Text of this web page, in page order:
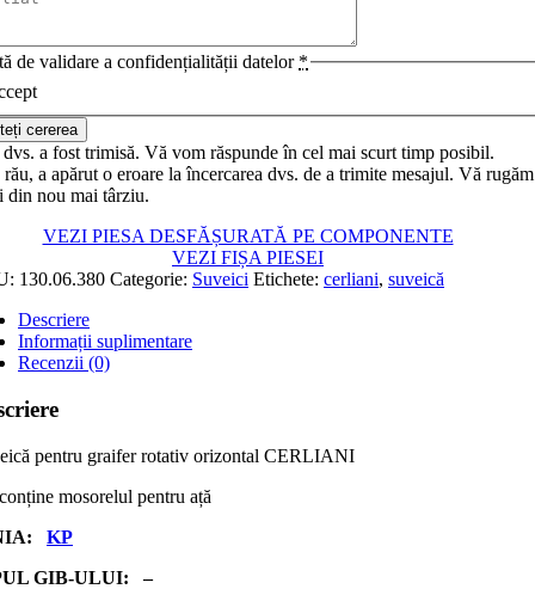
de validare a confidențialității datelor *
cererea
dvs. a fost trimisă. Vă vom răspunde în cel mai scurt timp posibil.
a apărut o eroare la încercarea dvs. de a trimite mesajul. Vă
din nou mai târziu.
VEZI PIESA DESFĂȘURATĂ PE COMPONENTE
VEZI FIȘA PIESEI
130.06.380 Categorie: Suveici Etichete: cerliani, suveică
Descriere
Informații suplimentare
Recenzii (0)
pentru graifer rotativ orizontal CERLIANI
mosorelul pentru ață
KP
GIB-ULUI: –